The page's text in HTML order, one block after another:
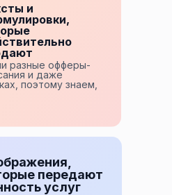
и
разные офферы-
и даже
поэтому знаем,
передают
услуг